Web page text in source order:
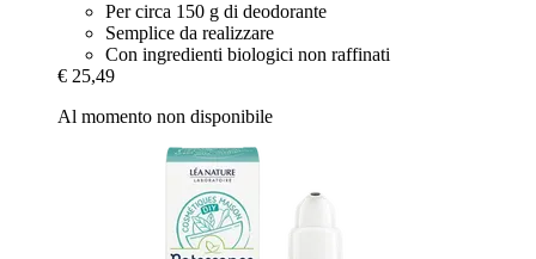
Per circa 150 g di deodorante
Semplice da realizzare
Con ingredienti biologici non raffinati
€ 25,49
Al momento non disponibile